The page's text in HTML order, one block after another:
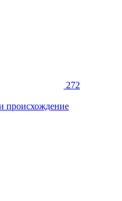
272
происхождение